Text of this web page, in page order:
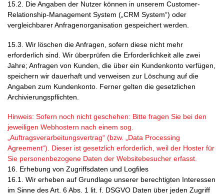
15.2. Die Angaben der Nutzer können in unserem Customer-
Relationship-Management System („CRM System“) oder
vergleichbarer Anfragenorganisation gespeichert werden.
15.3. Wir löschen die Anfragen, sofern diese nicht mehr
erforderlich sind. Wir überprüfen die Erforderlichkeit alle zwei
Jahre; Anfragen von Kunden, die über ein Kundenkonto verfügen,
speichern wir dauerhaft und verweisen zur Löschung auf die
Angaben zum Kundenkonto. Ferner gelten die gesetzlichen
Archivierungspflichten.
Hinweis: Sofern noch nicht geschehen: Bitte fragen Sie bei den
jeweiligen Webhostern nach einem sog.
„Auftragsverarbeitungsvertrag“ (bzw. „Data Processing
Agreement“). Dieser ist gesetzlich erforderlich, weil der Hoster für
Sie personenbezogene Daten der Websitebesucher erfasst.
16. Erhebung von Zugriffsdaten und Logfiles
16.1. Wir erheben auf Grundlage unserer berechtigten Interessen
im Sinne des Art. 6 Abs. 1 lit. f. DSGVO Daten über jeden Zugriff